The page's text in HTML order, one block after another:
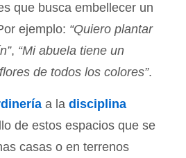
que busca embellecer un
ejemplo: “Quiero plantar
, “Mi abuela tiene un
de todos los colores”.
a la disciplina
de estos espacios que se
casas o en terrenos